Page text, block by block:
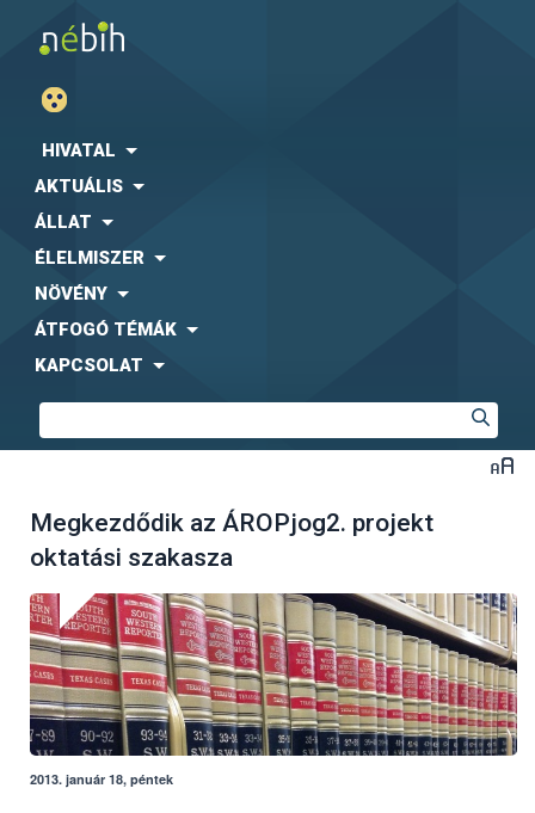
HIVATAL
AKTUÁLIS
ÁLLAT
ÉLELMISZER
NÖVÉNY
ÁTFOGÓ TÉMÁK
KAPCSOLAT
Megkezdődik az ÁROPjog2. projekt
oktatási szakasza
2013. január 18, péntek